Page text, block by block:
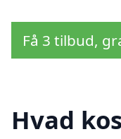
Få 3 tilbud,
Hvad